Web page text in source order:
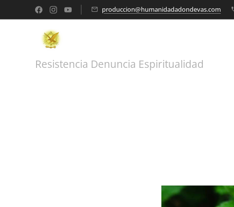
produccion@humanidadadondevas.com
Resistencia Denuncia Espiritualidad